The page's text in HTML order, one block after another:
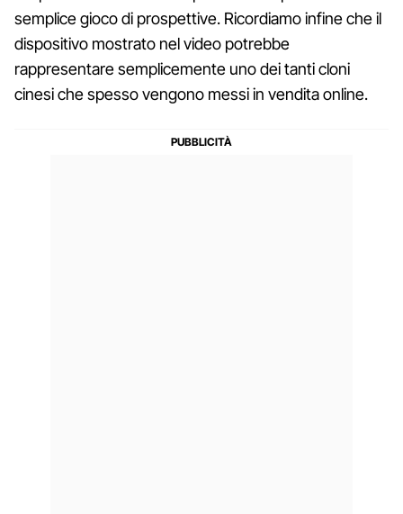
semplice gioco di prospettive. Ricordiamo infine che il
dispositivo mostrato nel video potrebbe
rappresentare semplicemente uno dei tanti cloni
cinesi che spesso vengono messi in vendita online.